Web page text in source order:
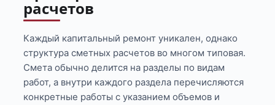
расчетов
Каждый капитальный ремонт уникален, однако
структура сметных расчетов во многом типовая.
Смета обычно делится на разделы по видам
работ, а внутри каждого раздела перечисляются
конкретные работы с указанием объемов и